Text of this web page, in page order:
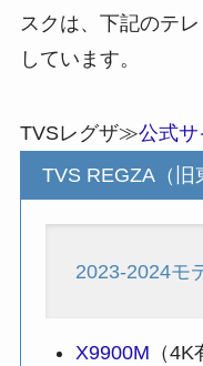
スクは、下記のテ
しています。
TVSレグザ≫公式サ
TVS REGZA（旧
2023-2024モ
X9900M （